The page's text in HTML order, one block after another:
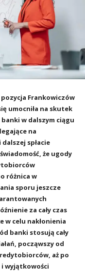
pozycja Frankowiczów
umocniła na skutek
w dalszym ciągu
na
spłacie
że ugody
różnica w
sporu jeszcze
za cały czas
w celu nakłonienia
banki stosują cały
począwszy od
aż po
wyjątkowości